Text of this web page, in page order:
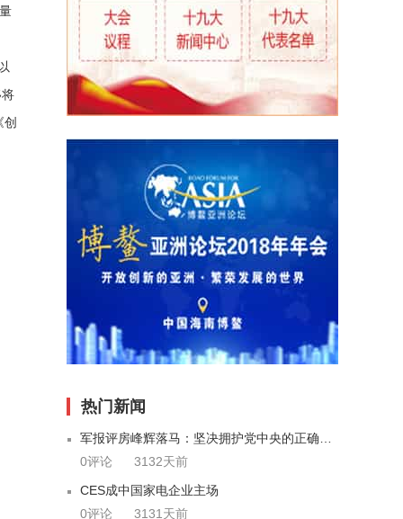
热门新闻
0评论
3132天前
CES成中国家电企业主场
0评论
3131天前